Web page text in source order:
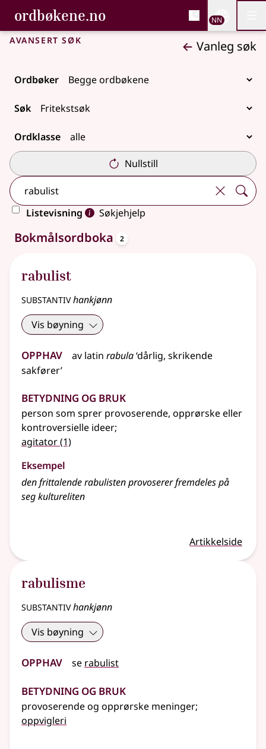
Gå til hovudinnhald
Tilgjenge
ordbøkene.no, Bokmålsordboka og
Bokmålsordboka og Nynorskordboka
NN
Avansert søk Vanleg søk
Ordbøker
Søk
Ordklasse
Nullstill
Listevisning
Søkjehjelp
4 treff
Bokmålsordboka 2
rabulist
substantivhankjønn
Vis bøyning
Opphav av latin rabula‘dårlig, skrikende
sakfører’
Betydning og bruk
person som sprer provoserende, opprørske eller
kontroversielle ideer;
agitator(1)
Eksempel
den frittalende rabulisten provoserer fremdeles på
seg kultureliten
Artikkelside
rabulisme
substantivhankjønn
Vis bøyning
Opphav se rabulist
Betydning og bruk
provoserende og opprørske meninger;
oppvigleri